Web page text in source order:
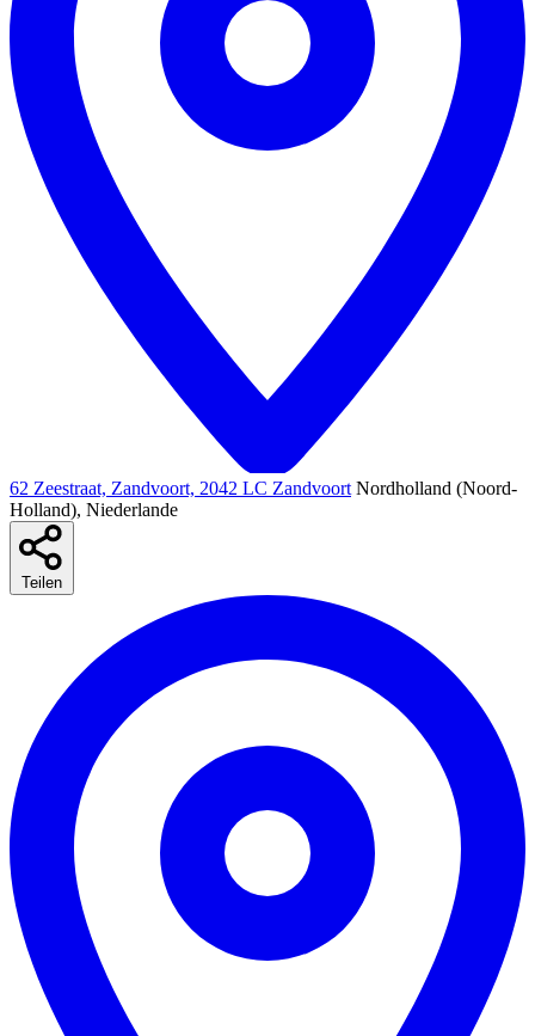
62 Zeestraat, Zandvoort, 2042 LC Zandvoort Nordholland (Noord-
Holland), Niederlande
Teilen